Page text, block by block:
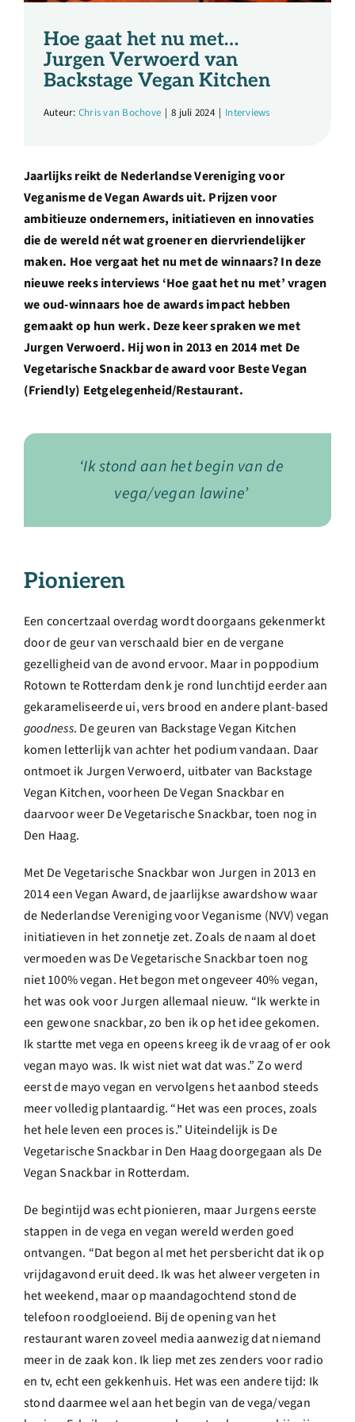
Ondernemer
Contact
Shop
English
Hoe gaat het nu met…
Jurgen Verwoerd van
Backstage Vegan Kitchen
Auteur: Chris van Bochove | 8 juli 2024 | Interviews
Jaarlijks reikt de Nederlandse Vereniging voor
Veganismede Vegan Awards uit. Prijzen voor
ambitieuze ondernemers, initiatieven en innovaties
die de wereld nét wat groener en diervriendelijker
maken. Hoe vergaat het nu met de winnaars? In deze
nieuwe reeks interviews ‘Hoe gaat het nu met’ vragen
we oud-winnaars hoe de awards impact hebben
gemaakt op hun werk. Deze keer spraken we met
Jurgen Verwoerd. Hij won in 2013 en 2014 met De
Vegetarische Snackbar de award voor Beste Vegan
(Friendly) Eetgelegenheid/Restaurant.
‘Ik stond aan het begin van de
vega/vegan lawine’
Pionieren
Een concertzaal overdag wordt doorgaans gekenmerkt
door de geur van verschaald bier en de vergane
gezelligheid van de avond ervoor. Maar in poppodium
Rotown te Rotterdam denk je rond lunchtijd eerder aan
gekarameliseerde ui, vers brood en andere plant-based
goodness. De geuren van Backstage Vegan Kitchen
komen letterlijk van achter het podium vandaan. Daar
ontmoet ik Jurgen Verwoerd, uitbater van Backstage
Vegan Kitchen, voorheen De Vegan Snackbar en
daarvoor weer De Vegetarische Snackbar, toen nog in
Den Haag.
Met De Vegetarische Snackbar won Jurgen in 2013 en
2014 een Vegan Award, de jaarlijkse awardshow waar
de Nederlandse Vereniging voor Veganisme (NVV) vegan
initiatieven in het zonnetje zet. Zoals de naam al doet
vermoeden was De Vegetarische Snackbar toen nog
niet 100% vegan. Het begon met ongeveer 40% vegan,
het was ook voor Jurgen allemaal nieuw. “Ik werkte in
een gewone snackbar, zo ben ik op het idee gekomen.
Ik startte met vega en opeens kreeg ik de vraag of er ook
vegan mayo was. Ik wist niet wat dat was.” Zo werd
eerst de mayo vegan en vervolgens het aanbod steeds
meer volledig plantaardig. “Het was een proces, zoals
het hele leven een proces is.” Uiteindelijk is De
Vegetarische Snackbar in Den Haag doorgegaan als De
Vegan Snackbar in Rotterdam.
De begintijd was echt pionieren, maar Jurgens eerste
stappen in de vega en vegan wereld werden goed
ontvangen. “Dat begon al met het persbericht dat ik op
vrijdagavond eruit deed. Ik was het alweer vergeten in
het weekend, maar op maandagochtend stond de
telefoon roodgloeiend. Bij de opening van het
restaurant waren zoveel media aanwezig dat niemand
meer in de zaak kon. Ik liep met zes zenders voor radio
en tv, echt een gekkenhuis. Het was een andere tijd: Ik
stond daarmee wel aan het begin van de vega/vegan